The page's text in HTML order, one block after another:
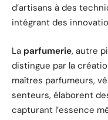
d’artisans à des
intégrant des
La parfumerie, autre
distingue par la
maîtres parfumeurs,
senteurs, élaborent
capturant l’essence